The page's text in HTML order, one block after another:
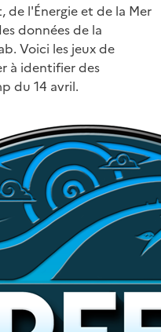
de l'Énergie et de la Mer
données de la
Voici les jeux de
à identifier des
du 14 avril.